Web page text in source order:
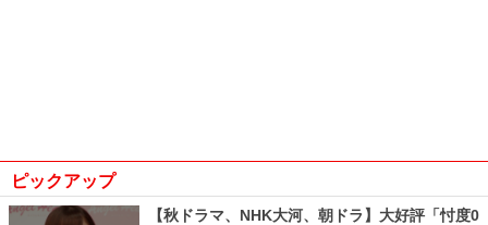
ピックアップ
【秋ドラマ、NHK大河、朝ドラ】大好評「忖度0